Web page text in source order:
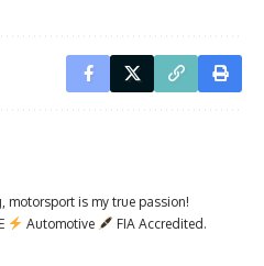
motorsport is my true passion!
Automotive
FIA Accredited.